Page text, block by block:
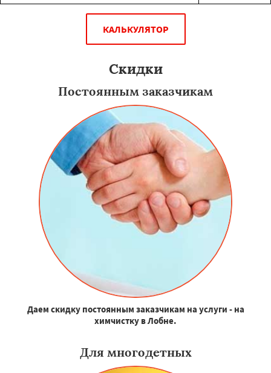
КАЛЬКУЛЯТОР
Скидки
Постоянным заказчикам
Даем скидку постоянным заказчикам на услуги - на
химчистку в Лобне.
Для многодетных